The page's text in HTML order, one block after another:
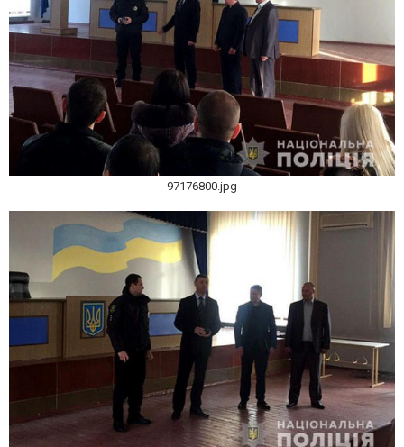
97176800.jpg